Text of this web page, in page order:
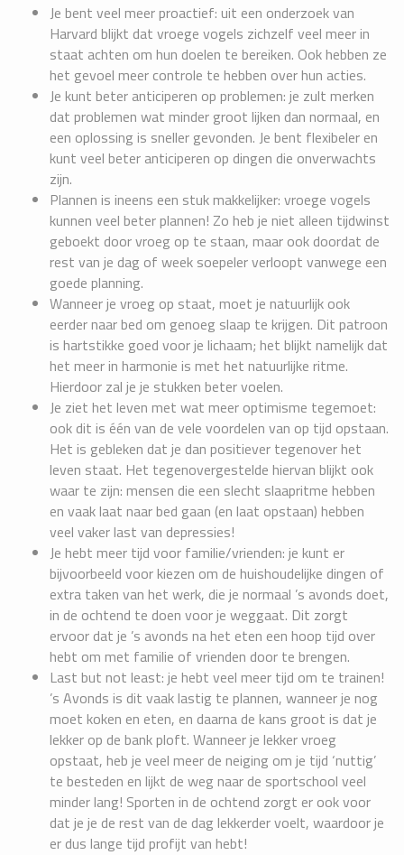
Je bent veel meer proactief: uit een onderzoek van
Harvard blijkt dat vroege vogels zichzelf veel meer in
staat achten om hun doelen te bereiken. Ook hebben ze
het gevoel meer controle te hebben over hun acties.
Je kunt beter anticiperen op problemen: je zult merken
dat problemen wat minder groot lijken dan normaal, en
een oplossing is sneller gevonden. Je bent flexibeler en
kunt veel beter anticiperen op dingen die onverwachts
zijn.
Plannen is ineens een stuk makkelijker: vroege vogels
kunnen veel beter plannen! Zo heb je niet alleen tijdwinst
geboekt door vroeg op te staan, maar ook doordat de
rest van je dag of week soepeler verloopt vanwege een
goede planning.
Wanneer je vroeg op staat, moet je natuurlijk ook
eerder naar bed om genoeg slaap te krijgen. Dit patroon
is hartstikke goed voor je lichaam; het blijkt namelijk dat
het meer in harmonie is met het natuurlijke ritme.
Hierdoor zal je je stukken beter voelen.
Je ziet het leven met wat meer optimisme tegemoet:
ook dit is één van de vele voordelen van op tijd opstaan.
Het is gebleken dat je dan positiever tegenover het
leven staat. Het tegenovergestelde hiervan blijkt ook
waar te zijn: mensen die een slecht slaapritme hebben
en vaak laat naar bed gaan (en laat opstaan) hebben
veel vaker last van depressies!
Je hebt meer tijd voor familie/vrienden: je kunt er
bijvoorbeeld voor kiezen om de huishoudelijke dingen of
extra taken van het werk, die je normaal ’s avonds doet,
in de ochtend te doen voor je weggaat. Dit zorgt
ervoor dat je ’s avonds na het eten een hoop tijd over
hebt om met familie of vrienden door te brengen.
Last but not least: je hebt veel meer tijd om te trainen!
’s Avonds is dit vaak lastig te plannen, wanneer je nog
moet koken en eten, en daarna de kans groot is dat je
lekker op de bank ploft. Wanneer je lekker vroeg
opstaat, heb je veel meer de neiging om je tijd ‘nuttig’
te besteden en lijkt de weg naar de sportschool veel
minder lang! Sporten in de ochtend zorgt er ook voor
dat je je de rest van de dag lekkerder voelt, waardoor je
er dus lange tijd profijt van hebt!